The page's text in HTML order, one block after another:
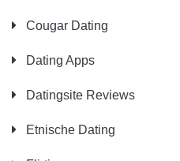
Cougar Dating
Dating Apps
Datingsite Reviews
Etnische Dating